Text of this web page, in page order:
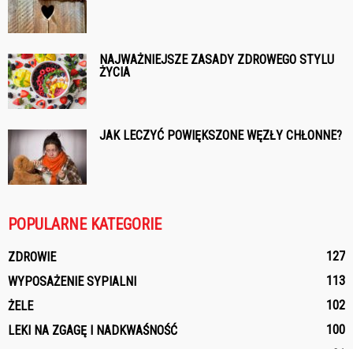
NAJWAŻNIEJSZE ZASADY ZDROWEGO STYLU
ŻYCIA
JAK LECZYĆ POWIĘKSZONE WĘZŁY CHŁONNE?
POPULARNE KATEGORIE
ZDROWIE
127
WYPOSAŻENIE SYPIALNI
113
ŻELE
102
LEKI NA ZGAGĘ I NADKWAŚNOŚĆ
100